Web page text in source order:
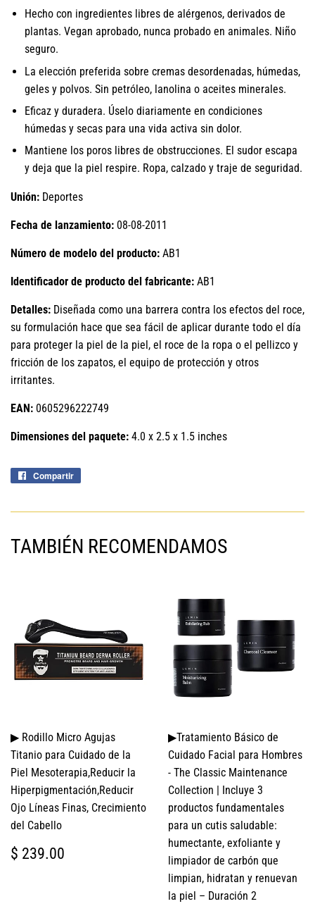
Hecho con ingredientes libres de alérgenos, derivados de
plantas. Vegan aprobado, nunca probado en animales. Niño
seguro.
La elección preferida sobre cremas desordenadas, húmedas,
geles y polvos. Sin petróleo, lanolina o aceites minerales.
Eficaz y duradera. Úselo diariamente en condiciones
húmedas y secas para una vida activa sin dolor.
Mantiene los poros libres de obstrucciones. El sudor escapa
y deja que la piel respire. Ropa, calzado y traje de seguridad.
Unión: Deportes
Fecha de lanzamiento: 08-08-2011
Número de modelo del producto: AB1
Identificador de producto del fabricante: AB1
Detalles: Diseñada como una barrera contra los efectos del roce,
su formulación hace que sea fácil de aplicar durante todo el día
para proteger la piel de la piel, el roce de la ropa o el pellizco y
fricción de los zapatos, el equipo de protección y otros
irritantes.
EAN: 0605296222749
Dimensiones del paquete: 4.0 x 2.5 x 1.5 inches
Compartir
TAMBIÉN RECOMENDAMOS
▶ Rodillo Micro Agujas
Titanio para Cuidado de la
Piel Mesoterapia,Reducir la
Hiperpigmentación,Reducir
Ojo Líneas Finas, Crecimiento
del Cabello
PRECIO
HABITUAL
$ 239.00
▶Tratamiento Básico de
Cuidado Facial para Hombres
- The Classic Maintenance
Collection | Incluye 3
productos fundamentales
para un cutis saludable:
humectante, exfoliante y
limpiador de carbón que
limpian, hidratan y renuevan
la piel – Duración 2